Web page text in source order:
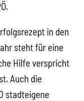
in den
steht für eine
Hilfe verspricht
Auch die
stadteigene